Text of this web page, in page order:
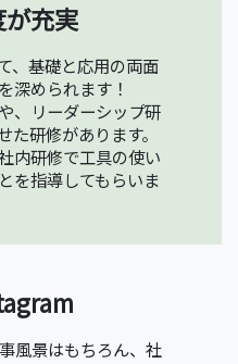
充実
、基礎と応用の両面
深められます！
、リーダーシップ研
研修があります。
内研修で工具の使い
を指導してもらいま
風景はもちろん、社